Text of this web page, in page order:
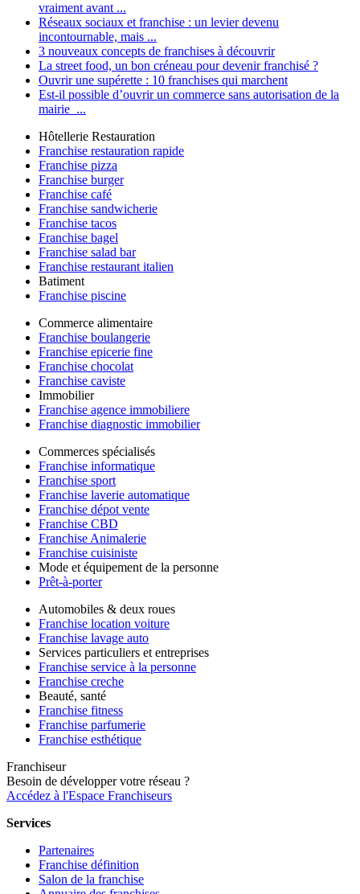
vraiment avant ...
Réseaux sociaux et franchise : un levier devenu
incontournable, mais ...
3 nouveaux concepts de franchises à découvrir
La street food, un bon créneau pour devenir franchisé ?
Ouvrir une supérette : 10 franchises qui marchent
Est-il possible d’ouvrir un commerce sans autorisation de la
mairie ...
Hôtellerie Restauration
Franchise restauration rapide
Franchise pizza
Franchise burger
Franchise café
Franchise sandwicherie
Franchise tacos
Franchise bagel
Franchise salad bar
Franchise restaurant italien
Batiment
Franchise piscine
Commerce alimentaire
Franchise boulangerie
Franchise epicerie fine
Franchise chocolat
Franchise caviste
Immobilier
Franchise agence immobiliere
Franchise diagnostic immobilier
Commerces spécialisés
Franchise informatique
Franchise sport
Franchise laverie automatique
Franchise dépot vente
Franchise CBD
Franchise Animalerie
Franchise cuisiniste
Mode et équipement de la personne
Prêt-à-porter
Automobiles & deux roues
Franchise location voiture
Franchise lavage auto
Services particuliers et entreprises
Franchise service à la personne
Franchise creche
Beauté, santé
Franchise fitness
Franchise parfumerie
Franchise esthétique
Franchiseur
Besoin de développer votre réseau ?
Accédez à l'Espace Franchiseurs
Services
Partenaires
Franchise définition
Salon de la franchise